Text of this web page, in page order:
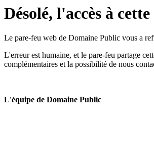
Désolé, l'accès à
Le pare-feu web de Domaine Public vous a
L'erreur est humaine, et le pare-feu partage
complémentaires et la possibilité de nous
L'équipe de Domaine Public